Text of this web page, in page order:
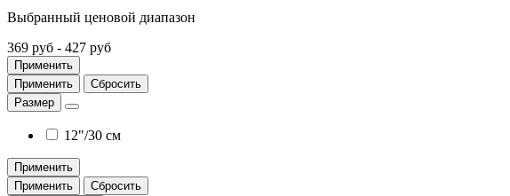
Выбранный ценовой диапазон
369 руб - 427 руб
Применить
Применить
Сбросить
Размер
12"/30 см
Применить
Применить
Сбросить